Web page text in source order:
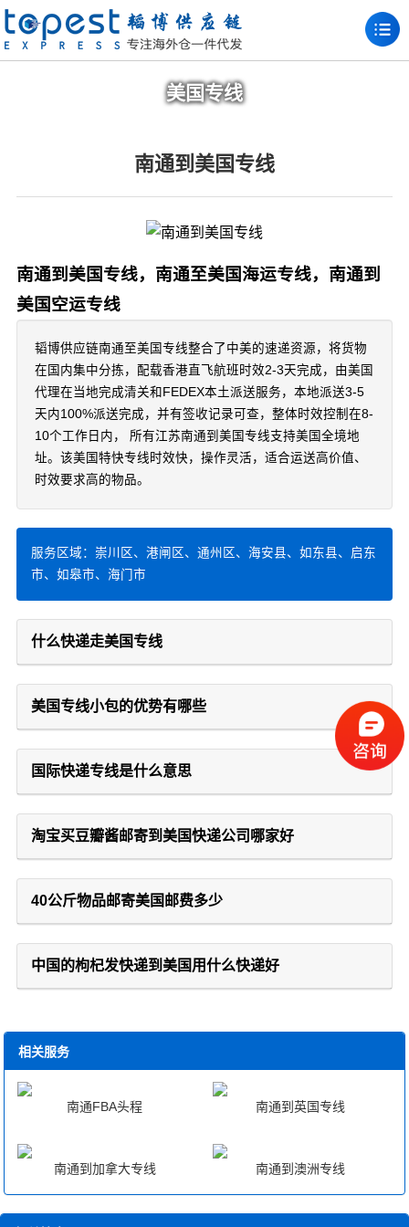
美国专线
南通到美国专线
南通到美国专线，南通至美国海运专线，南通到
美国空运专线
韬博供应链南通至美国专线整合了中美的速递资源，将货物
在国内集中分拣，配载香港直飞航班时效2-3天完成，由美国
代理在当地完成清关和FEDEX本土派送服务，本地派送3-5
天内100%派送完成，并有签收记录可查，整体时效控制在8-
10个工作日内， 所有江苏南通到美国专线支持美国全境地
址。该美国特快专线时效快，操作灵活，适合运送高价值、
时效要求高的物品。
服务区域：崇川区、港闸区、通州区、海安县、如东县、启东
市、如皋市、海门市
什么快递走美国专线
美国专线小包的优势有哪些
国际快递专线是什么意思
淘宝买豆瓣酱邮寄到美国快递公司哪家好
40公斤物品邮寄美国邮费多少
中国的枸杞发快递到美国用什么快递好
相关服务
南通FBA头程 南通到英国专线
南通到加拿大专线 南通到澳洲专线